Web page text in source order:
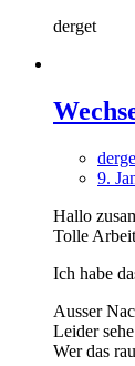
derget
9.
Hallo
Tolle
Ich habe
Ausser
Leider
Wer das